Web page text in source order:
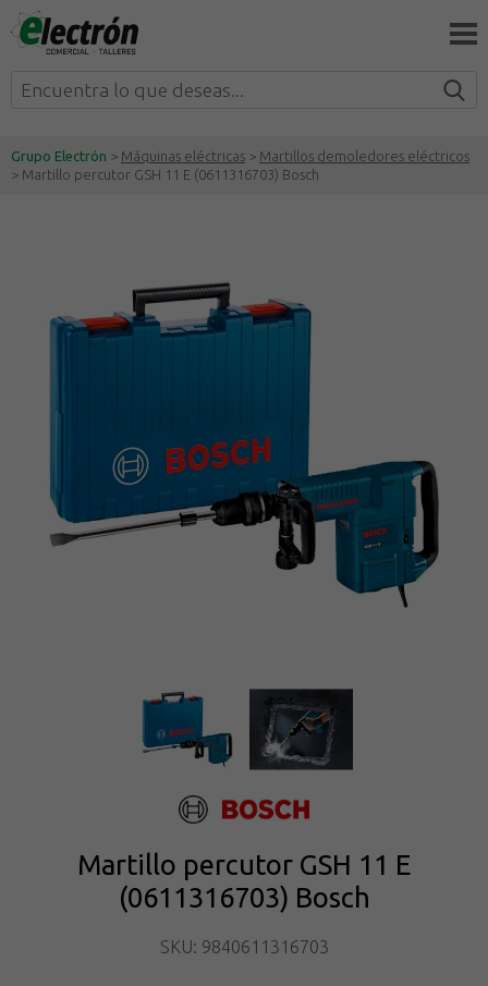
Grupo Electrón > Máquinas eléctricas > Martillos demoledores eléctricos
> Martillo percutor GSH 11 E (0611316703) Bosch
Martillo percutor GSH 11 E
(0611316703) Bosch
SKU: 9840611316703